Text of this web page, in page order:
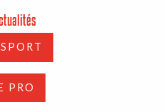
PRO